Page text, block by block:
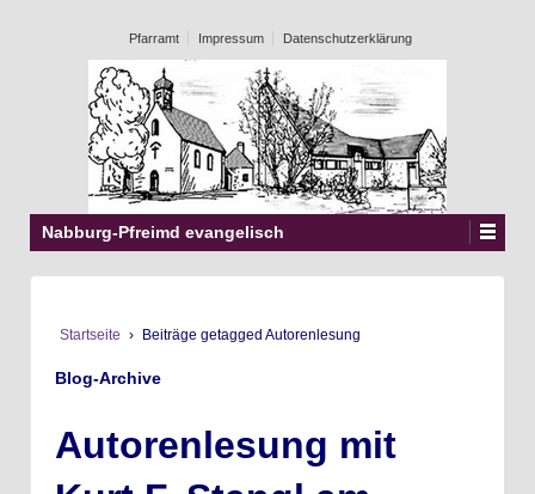
Pfarramt Impressum Datenschutzerklärung
Nabburg-Pfreimd evangelisch
Startseite › Beiträge getagged Autorenlesung
Blog-Archive
Autorenlesung mit